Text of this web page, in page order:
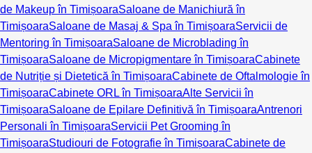
de Makeup în TimișoaraSaloane de Manichiură în
TimișoaraSaloane de Masaj & Spa în TimișoaraServicii de
Mentoring în TimișoaraSaloane de Microblading în
TimișoaraSaloane de Micropigmentare în TimișoaraCabinete
de Nutriție și Dietetică în TimișoaraCabinete de Oftalmologie în
TimișoaraCabinete ORL în TimișoaraAlte Servicii în
TimișoaraSaloane de Epilare Definitivă în TimișoaraAntrenori
Personali în TimișoaraServicii Pet Grooming în
TimișoaraStudiouri de Fotografie în TimișoaraCabinete de